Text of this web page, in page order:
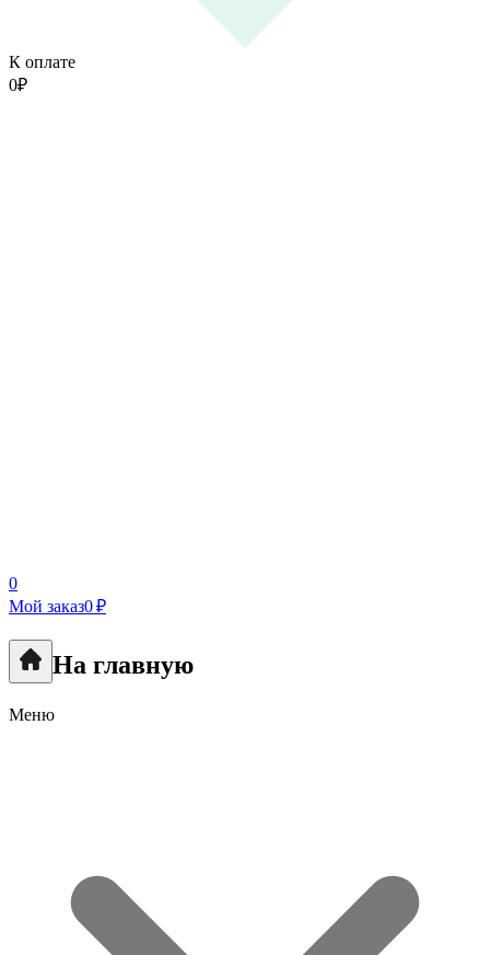
К оплате
0₽
0
Мой заказ0 ₽
На главную
Меню